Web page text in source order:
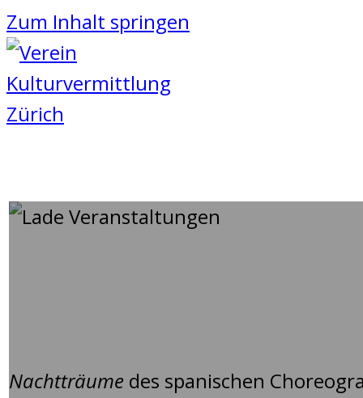
Zum Inhalt springen
Nachtträume des spanischen